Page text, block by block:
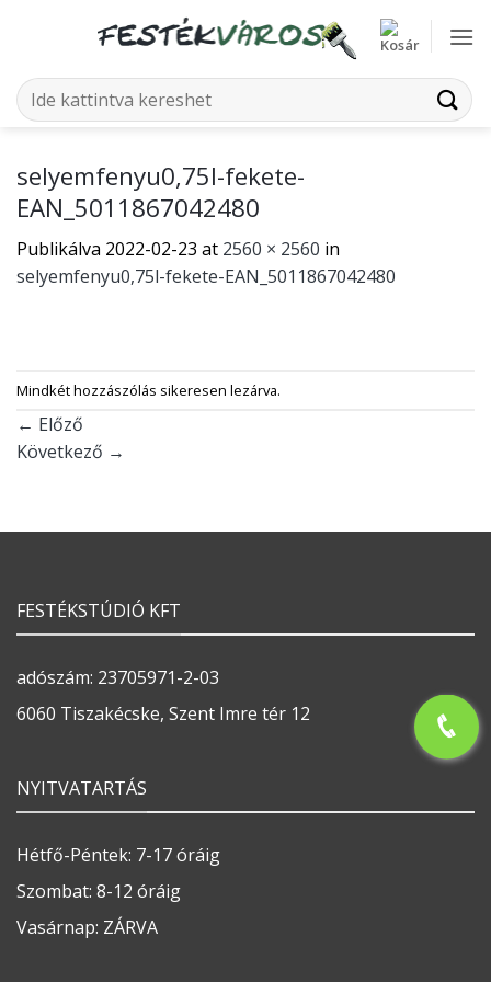
Keresés
a
selyemfenyu0,75l-fekete-
EAN_5011867042480
Publikálva 2022-02-23 at 2560 × 2560 in
selyemfenyu0,75l-fekete-EAN_5011867042480
Mindkét hozzászólás sikeresen lezárva.
← Előző
Következő →
FESTÉKSTÚDIÓ KFT
adószám: 23705971-2-03
6060 Tiszakécske, Szent Imre tér 12
NYITVATARTÁS
Hétfő-Péntek: 7-17 óráig
Szombat: 8-12 óráig
Vasárnap: ZÁRVA